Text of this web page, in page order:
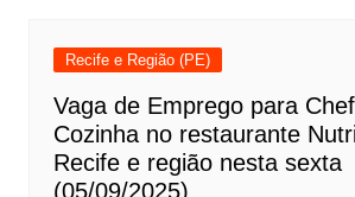
Recife e Região (PE)
Vaga de Emprego para
Cozinha no restaurante
Recife e região nesta sexta
(05/09/2025)